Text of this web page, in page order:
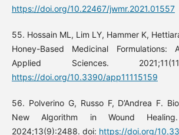
https://doi.org/10.22467/jwmr.2021.01557
55. Hossain ML, Lim LY, Hammer K,
Honey-Based Medicinal Formulations:
Applied Sciences.
https://doi.org/10.3390/app11115159
56. Polverino G, Russo F, D’Andrea F.
New Algorithm in Wound
2024;13(9):2488. doi: https://doi.org/